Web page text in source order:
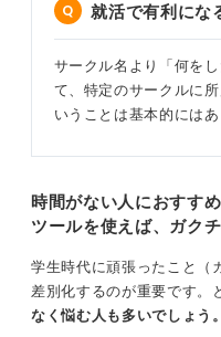
また、企業側の事情と
ずに内定を出し、雇用
から虚偽を理由に内定
がともないます。裁判
可能性があるため、内
を正直に、かつ深く掘
備するほうが、はるか
ように行動したかとい
0
就活で有利にな
サークル名より「何を
て、特定のサークルに
いうことは基本的には
時間がない人におすすめ
ツールを使えば、ガク
学生時代に頑張ったこと（
差別化するのが重要です。
なく悩む人も多いでしょう。